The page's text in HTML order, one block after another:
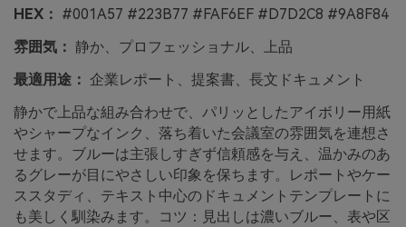
HEX： #001A57 #223B77 #FAF6EF #D7D2C8 #9A8F84
雰囲気： 静か、プロフェッショナル、上品
最適用途： 企業レポート、提案書、長文ドキュメント
静かで上品な組み合わせで、パリッとしたアイボリー用紙
やシャープなインク、落ち着いた会議室の雰囲気を連想さ
せます。ブルーは主張しすぎず信頼感を与え、温かみのあ
るグレーが目にやさしい印象を保ちます。レポートやケー
ススタディ、テキスト中心のドキュメントテンプレートに
も美しく馴染みます。コツ：見出しは濃いブルー、表や区